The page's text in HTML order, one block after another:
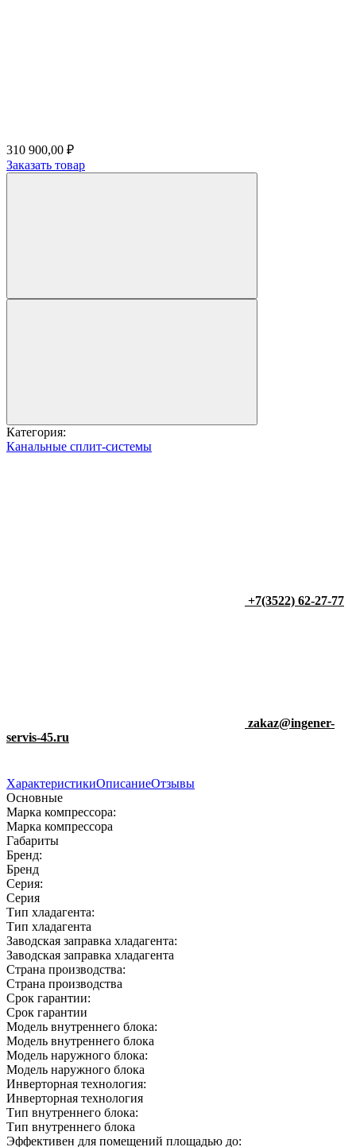
310 900,00 ₽
Заказать товар
Категория:
Канальные сплит-системы
+7(3522) 62-27-77
zakaz@ingener-
servis-45.ru
ХарактеристикиОписаниеОтзывы
Основные
Марка компрессора:
Марка компрессора
Габариты
Бренд:
Бренд
Серия:
Серия
Тип хладагента:
Тип хладагента
Заводская заправка хладагента:
Заводская заправка хладагента
Страна производства:
Страна производства
Срок гарантии:
Срок гарантии
Модель внутреннего блока:
Модель внутреннего блока
Модель наружного блока:
Модель наружного блока
Инверторная технология:
Инверторная технология
Тип внутреннего блока:
Тип внутреннего блока
Эффективен для помещений площадью до: